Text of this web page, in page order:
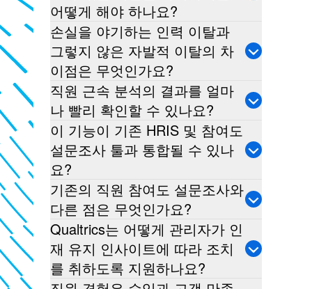
어떻게 해야 하나요?
손실을 야기하는 인력 이탈과
그렇지 않은 자발적 이탈의 차
이점은 무엇인가요?
직원 근속 분석의 결과를 얼마
나 빨리 확인할 수 있나요?
이 기능이 기존 HRIS 및 참여도
설문조사 툴과 통합될 수 있나
요?
기존의 직원 참여도 설문조사와
다른 점은 무엇인가요?
Qualtrics는 어떻게 관리자가 인
재 유지 인사이트에 따라 조치
를 취하도록 지원하나요?